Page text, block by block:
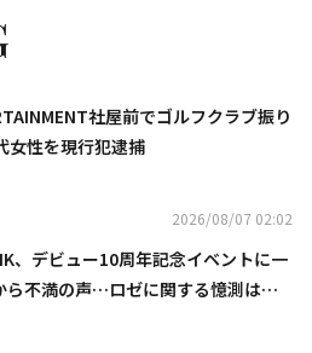
社屋前でゴルフクラブ振り
性を現行犯逮捕
2026/08/07 02:02
、デビュー10周年記念イベントに一
ら不満の声…ロゼに関する憶測は否